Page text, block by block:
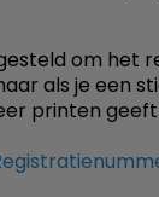
om het
als je een
printen